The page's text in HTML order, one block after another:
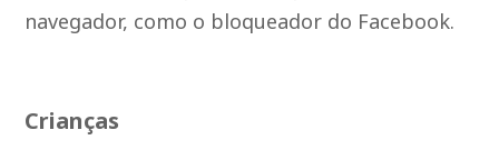
navegador, como o bloqueador do Facebook.
Crianças